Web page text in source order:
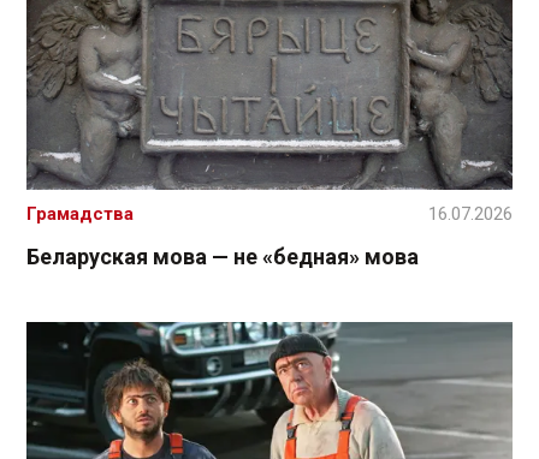
Беларуская мова — не «бедная» мова
Грамадства 16.07.2026